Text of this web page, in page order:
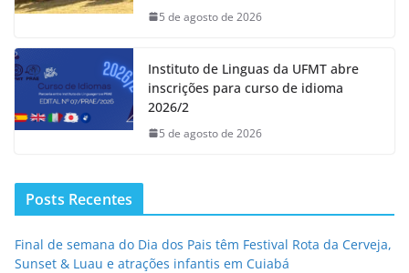
5 de agosto de 2026
Instituto de Linguas da UFMT abre
inscrições para curso de idioma
2026/2
5 de agosto de 2026
Posts Recentes
Final de semana do Dia dos Pais têm Festival Rota da Cerveja,
Sunset & Luau e atrações infantis em Cuiabá